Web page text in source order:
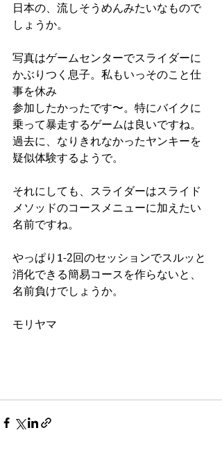
日本の、流しそうめんみたいなもので
しょうか。
写真はゲームセンターでスライダーに
かぶりつく息子。私もいっそのこと仕
事を休み
参加したかったです〜。特にバイクに
乗って暴走するゲームは良いですね。
過去に、なりきれなかったヤンキーを
疑似体験するようで。
それにしても、スライダーはスライド
メソッドのコースメニューに加えたい
名前ですね。
やっぱり1-2回のセッションでスルッと
消化できる簡易コースを作らないと、
名前負けでしょうか。
モリヤマ